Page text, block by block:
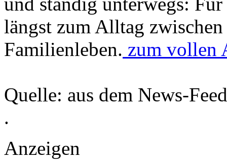
längst zum Alltag
Familienleben. zum vollen
Quelle: aus dem News-
.
Anzeigen